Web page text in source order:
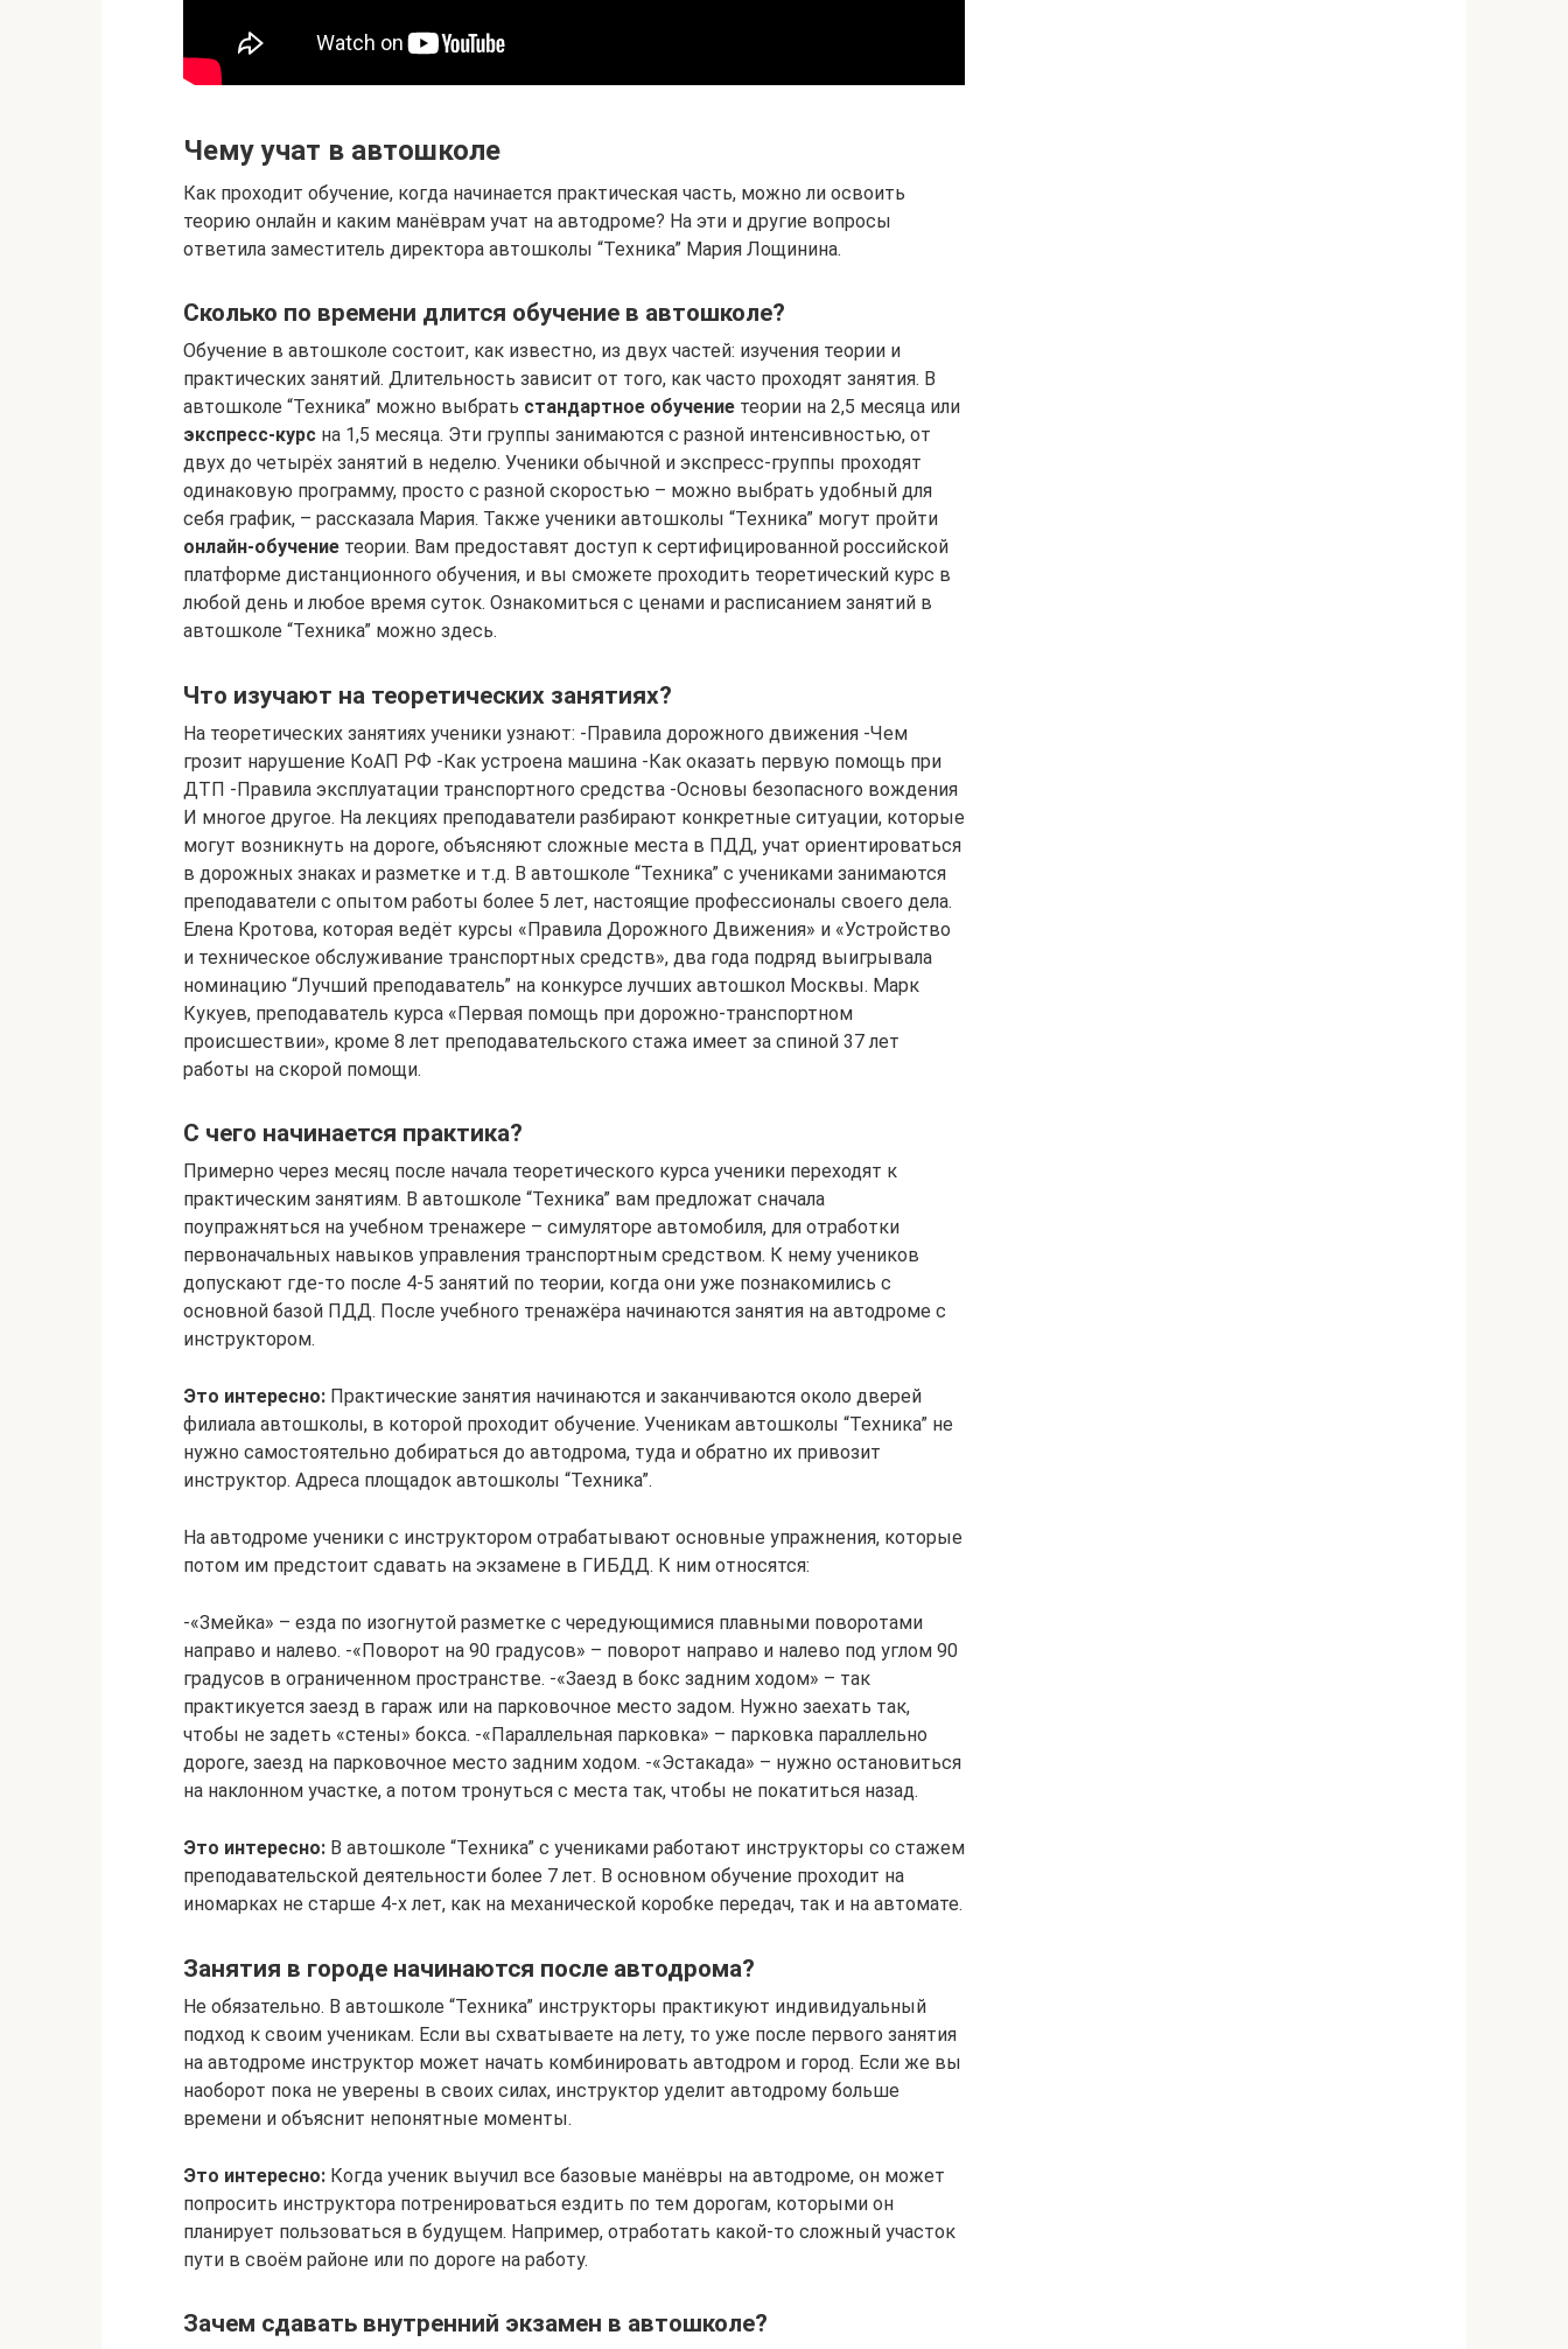
Чему учат в автошколе
Как проходит обучение, когда начинается практическая часть, можно ли освоить
теорию онлайн и каким манёврам учат на автодроме? На эти и другие вопросы
ответила заместитель директора автошколы “Техника” Мария Лощинина.
Сколько по времени длится обучение в автошколе?
Обучение в автошколе состоит, как известно, из двух частей: изучения теории и
практических занятий. Длительность зависит от того, как часто проходят занятия. В
автошколе “Техника” можно выбрать стандартное обучение теории на 2,5 месяца или
экспресс-курс на 1,5 месяца. Эти группы занимаются с разной интенсивностью, от
двух до четырёх занятий в неделю. Ученики обычной и экспресс-группы проходят
одинаковую программу, просто с разной скоростью – можно выбрать удобный для
себя график, – рассказала Мария. Также ученики автошколы “Техника” могут пройти
онлайн-обучение теории. Вам предоставят доступ к сертифицированной российской
платформе дистанционного обучения, и вы сможете проходить теоретический курс в
любой день и любое время суток. Ознакомиться с ценами и расписанием занятий в
автошколе “Техника” можно здесь.
Что изучают на теоретических занятиях?
На теоретических занятиях ученики узнают: -Правила дорожного движения -Чем
грозит нарушение КоАП РФ -Как устроена машина -Как оказать первую помощь при
ДТП -Правила эксплуатации транспортного средства -Основы безопасного вождения
И многое другое. На лекциях преподаватели разбирают конкретные ситуации, которые
могут возникнуть на дороге, объясняют сложные места в ПДД, учат ориентироваться
в дорожных знаках и разметке и т.д. В автошколе “Техника” с учениками занимаются
преподаватели с опытом работы более 5 лет, настоящие профессионалы своего дела.
Елена Кротова, которая ведёт курсы «Правила Дорожного Движения» и «Устройство
и техническое обслуживание транспортных средств», два года подряд выигрывала
номинацию “Лучший преподаватель” на конкурсе лучших автошкол Москвы. Марк
Кукуев, преподаватель курса «Первая помощь при дорожно-транспортном
происшествии», кроме 8 лет преподавательского стажа имеет за спиной 37 лет
работы на скорой помощи.
С чего начинается практика?
Примерно через месяц после начала теоретического курса ученики переходят к
практическим занятиям. В автошколе “Техника” вам предложат сначала
поупражняться на учебном тренажере – симуляторе автомобиля, для отработки
первоначальных навыков управления транспортным средством. К нему учеников
допускают где-то после 4-5 занятий по теории, когда они уже познакомились с
основной базой ПДД. После учебного тренажёра начинаются занятия на автодроме с
инструктором.
Это интересно: Практические занятия начинаются и заканчиваются около дверей
филиала автошколы, в которой проходит обучение. Ученикам автошколы “Техника” не
нужно самостоятельно добираться до автодрома, туда и обратно их привозит
инструктор. Адреса площадок автошколы “Техника”.
На автодроме ученики с инструктором отрабатывают основные упражнения, которые
потом им предстоит сдавать на экзамене в ГИБДД. К ним относятся:
-«Змейка» – езда по изогнутой разметке с чередующимися плавными поворотами
направо и налево. -«Поворот на 90 градусов» – поворот направо и налево под углом 90
градусов в ограниченном пространстве. -«Заезд в бокс задним ходом» – так
практикуется заезд в гараж или на парковочное место задом. Нужно заехать так,
чтобы не задеть «стены» бокса. -«Параллельная парковка» – парковка параллельно
дороге, заезд на парковочное место задним ходом. -«Эстакада» – нужно остановиться
на наклонном участке, а потом тронуться с места так, чтобы не покатиться назад.
Это интересно: В автошколе “Техника” с учениками работают инструкторы со стажем
преподавательской деятельности более 7 лет. В основном обучение проходит на
иномарках не старше 4-х лет, как на механической коробке передач, так и на автомате.
Занятия в городе начинаются после автодрома?
Не обязательно. В автошколе “Техника” инструкторы практикуют индивидуальный
подход к своим ученикам. Если вы схватываете на лету, то уже после первого занятия
на автодроме инструктор может начать комбинировать автодром и город. Если же вы
наоборот пока не уверены в своих силах, инструктор уделит автодрому больше
времени и объяснит непонятные моменты.
Это интересно: Когда ученик выучил все базовые манёвры на автодроме, он может
попросить инструктора потренироваться ездить по тем дорогам, которыми он
планирует пользоваться в будущем. Например, отработать какой-то сложный участок
пути в своём районе или по дороге на работу.
Зачем сдавать внутренний экзамен в автошколе?